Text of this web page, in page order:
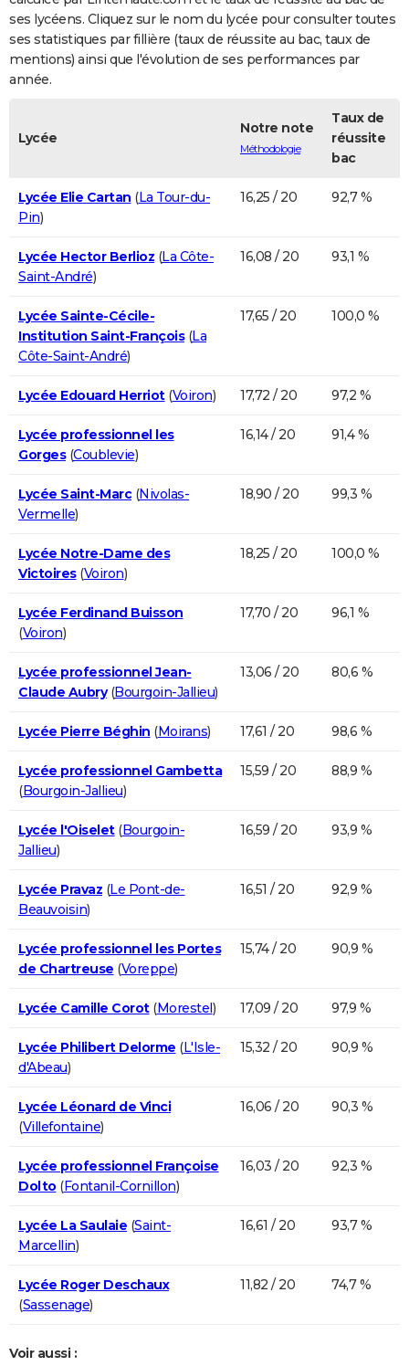
S'inscrire
Se connecter
Lycées
Collèges
Primaires
Universités
Entreprises
Service militaire
Avis de recherche
AVIS DE DÉCÈS
FORUM
Bricolage
Lifestyle
Culture
Sport
Auto
Television
Voyage
Cinema
ses lycéens. Cliquez sur le nom du lycée pour consulter toutes
ses statistiques par fillière (taux de réussite au bac, taux de
mentions) ainsi que l'évolution de ses performances par
année.
Lycée
Notre note
Méthodologie
Taux de
réussite
bac
Lycée Elie Cartan (La Tour-du-
Pin)
16,25 / 20 92,7 %
Lycée Hector Berlioz (La Côte-
Saint-André)
16,08 / 20 93,1 %
Lycée Sainte-Cécile-
Institution Saint-François(La
Côte-Saint-André)
17,65 / 20 100,0 %
Lycée Edouard Herriot(Voiron) 17,72 / 20 97,2 %
Lycée professionnel les
Gorges(Coublevie)
16,14 / 20 91,4 %
Lycée Saint-Marc(Nivolas-
Vermelle)
18,90 / 20 99,3 %
Lycée Notre-Dame des
Victoires(Voiron)
18,25 / 20 100,0 %
Lycée Ferdinand Buisson
(Voiron)
17,70 / 20 96,1 %
Lycée professionnel Jean-
Claude Aubry(Bourgoin-Jallieu)
13,06 / 20 80,6 %
Lycée Pierre Béghin (Moirans) 17,61 / 20 98,6 %
Lycée professionnel Gambetta
(Bourgoin-Jallieu)
15,59 / 20 88,9 %
Lycée l'Oiselet(Bourgoin-
Jallieu)
16,59 / 20 93,9 %
Lycée Pravaz (Le Pont-de-
Beauvoisin)
16,51 / 20 92,9 %
Lycée professionnel les Portes
de Chartreuse (Voreppe)
15,74 / 20 90,9 %
Lycée Camille Corot(Morestel) 17,09 / 20 97,9 %
Lycée Philibert Delorme (L'Isle-
d'Abeau)
15,32 / 20 90,9 %
Lycée Léonard de Vinci
(Villefontaine)
16,06 / 20 90,3 %
Lycée professionnel Françoise
Dolto (Fontanil-Cornillon)
16,03 / 20 92,3 %
Lycée La Saulaie (Saint-
Marcellin)
16,61 / 20 93,7 %
Lycée Roger Deschaux
(Sassenage)
11,82 / 20 74,7 %
Voir aussi :